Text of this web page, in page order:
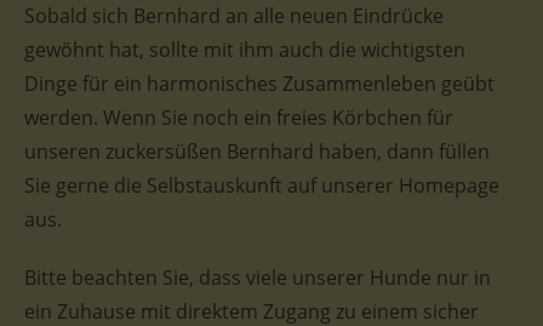
Sobald sich Bernhard an alle neuen Eindrücke
gewöhnt hat, sollte mit ihm auch die wichtigsten
Dinge für ein harmonisches Zusammenleben geübt
werden. Wenn Sie noch ein freies Körbchen für
unseren zuckersüßen Bernhard haben, dann füllen
Sie gerne die Selbstauskunft auf unserer Homepage
aus.
Bitte beachten Sie, dass viele unserer Hunde nur in
ein Zuhause mit direktem Zugang zu einem sicher